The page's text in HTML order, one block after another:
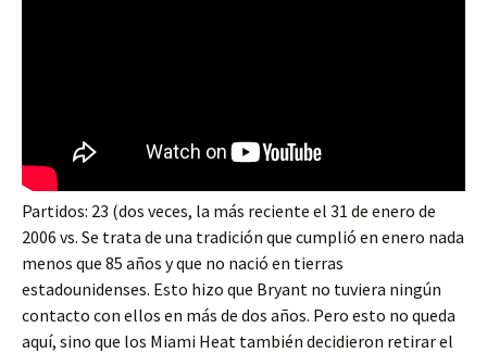
Partidos: 23 (dos veces, la más reciente el 31 de enero de
2006 vs. Se trata de una tradición que cumplió en enero nada
menos que 85 años y que no nació en tierras
estadounidenses. Esto hizo que Bryant no tuviera ningún
contacto con ellos en más de dos años. Pero esto no queda
aquí, sino que los Miami Heat también decidieron retirar el